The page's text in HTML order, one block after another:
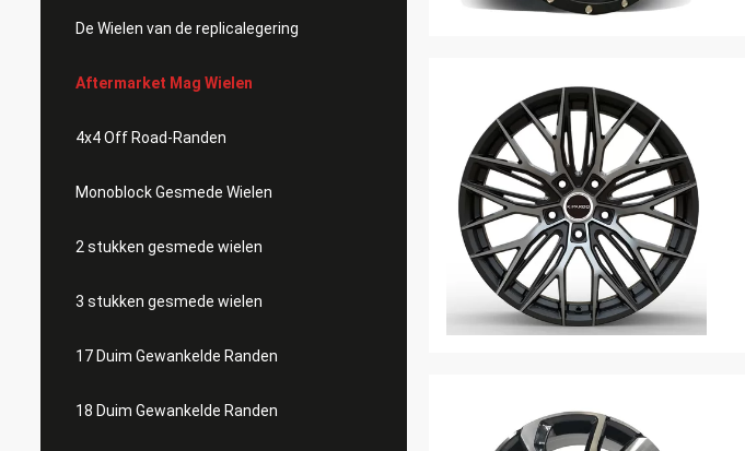
De Wielen van de replicalegering
Aftermarket Mag Wielen
4x4 Off Road-Randen
Monoblock Gesmede Wielen
2 stukken gesmede wielen
3 stukken gesmede wielen
17 Duim Gewankelde Randen
18 Duim Gewankelde Randen